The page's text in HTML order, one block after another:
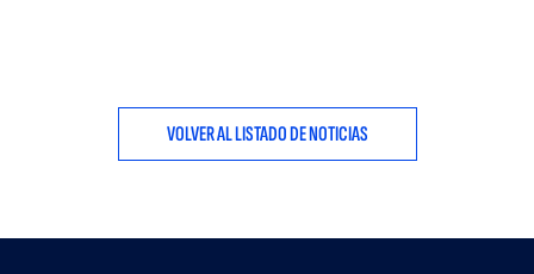
VOLVER AL LISTADO DE NOTICIAS